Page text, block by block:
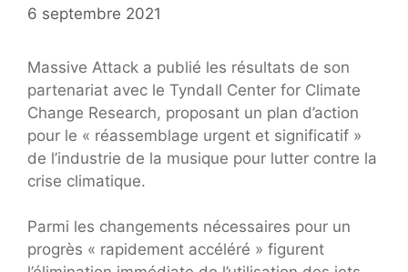
6 septembre 2021
Massive Attack a publié les résultats de son
partenariat avec le Tyndall Center for Climate
Change Research, proposant un plan d’action
pour le « réassemblage urgent et significatif »
de l’industrie de la musique pour lutter contre la
crise climatique.
Parmi les changements nécessaires pour un
progrès « rapidement accéléré » figurent